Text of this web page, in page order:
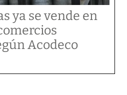
ya se vende en
Acodeco